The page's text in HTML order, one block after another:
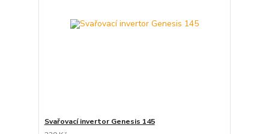
Svařovací invertor Genesis 145